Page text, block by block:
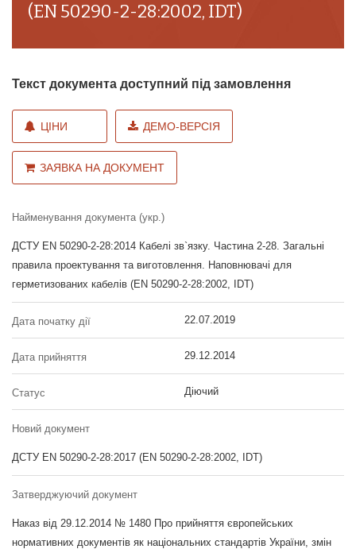
(EN 50290-2-28:2002, IDT)
Текст документа доступний під замовлення
ЦІНИ ДЕМО-ВЕРСІЯ
ЗАЯВКА НА ДОКУМЕНТ
Найменування документа (укр.)
ДСТУ EN 50290-2-28:2014 Кабелі зв`язку. Частина 2-28. Загальні
правила проектування та виготовлення. Наповнювачі для
герметизованих кабелів (EN 50290-2-28:2002, IDT)
Дата початку дії 22.07.2019
Дата прийняття 29.12.2014
Статус Діючий
Новий документ
ДСТУ EN 50290-2-28:2017 (EN 50290-2-28:2002, IDT)
Затверджуючий документ
Наказ від 29.12.2014 № 1480 Про прийняття європейських
нормативних документів як національних стандартів України, змін